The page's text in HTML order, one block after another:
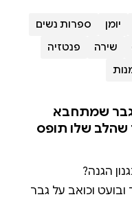
יומן
ספרות נשים
שירה
פנטזיה
גבר שמתחבא
שהלב שלו תופס
וכואב על גבר